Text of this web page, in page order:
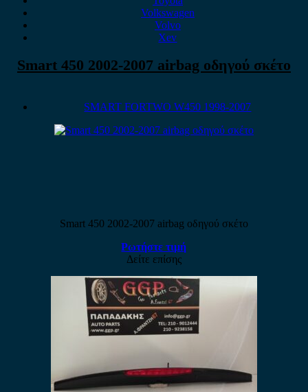
Volkswagen
Volvo
Xev
Smart 450 2002-2007 airbag οδηγού σκέτο
SMART FORTWO W450 1998-2007
Smart 450 2002-2007 airbag οδηγού σκέτο
Ρωτήστε τιμή
Δείτε επίσης